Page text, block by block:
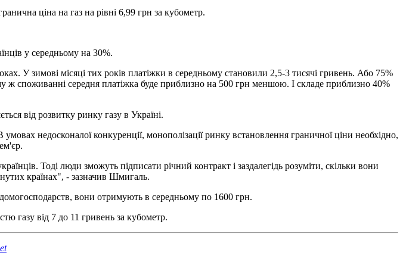
ціна на газ на рівні 6,99 грн за кубометр.
у середньому на 30%.
У зимові місяці тих років платіжки в середньому становили 2,5-3 тисячі гривень. Або 75%
ж споживанні середня платіжка буде приблизно на 500 грн меншою. І складе приблизно 40%
від розвитку ринку газу в Україні.
недосконалої конкуренції, монополізації ринку встановлення граничної ціни необхідно,
Тоді люди зможуть підписати річний контракт і заздалегідь розуміти, скільки вони
країнах", - зазначив Шмигаль.
вони отримують в середньому по 1600 грн.
газу від 7 до 11 гривень за кубометр.